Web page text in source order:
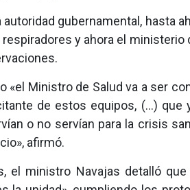
autoridad gubernamental, hasta
y ahora el ministerio
«el Ministro de Salud va a ser
de estos equipos, (…)
o no servían para la crisis
afirmó.
el ministro Navajas detalló